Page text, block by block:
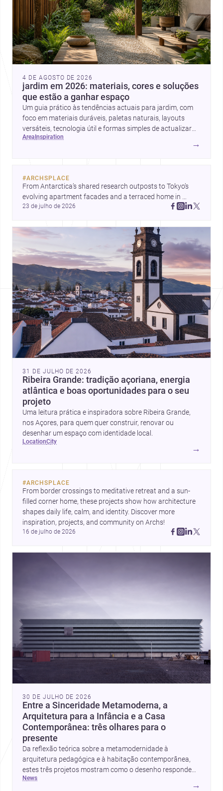
4 DE AGOSTO DE 2026
jardim em 2026: materiais, cores e soluções
que estão a ganhar espaço
Um guia prático às tendências actuais para jardim, com
foco em materiais duráveis, paletas naturais, layouts
versáteis, tecnologia útil e formas simples de actualizar
sem obras totais.
area inspiration
→
#ARCHSPLACE
From Antarctica’s shared research outposts to Tokyo’s
evolving apartment facades and a terraced home in
Amman, these projects show how architecture adapts to
23 de julho de 2026
31 DE JULHO DE 2026
Ribeira Grande: tradição açoriana, energia
atlântica e boas oportunidades para o seu
projeto
Uma leitura prática e inspiradora sobre Ribeira Grande,
nos Açores, para quem quer construir, renovar ou
desenhar um espaço com identidade local.
location city
→
#ARCHSPLACE
From border crossings to meditative retreat and a sun-
filled corner home, these projects show how architecture
shapes daily life, calm, and identity. Discover more
inspiration, projects, and community on Archs!
16 de julho de 2026
30 DE JULHO DE 2026
Entre a Sinceridade Metamoderna, a
Arquitetura para a Infância e a Casa
Contemporânea: três olhares para o
presente
Da reflexão teórica sobre a metamodernidade à
arquitetura pedagógica e à habitação contemporânea,
estes três projetos mostram como o desenho responde
hoje a emoção, uso e contexto. Para arquitetos, são
news
→